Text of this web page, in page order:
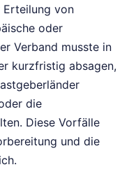
Erteilung von
oder
Verband musste in
kurzfristig absagen,
die
Diese Vorfälle
und die